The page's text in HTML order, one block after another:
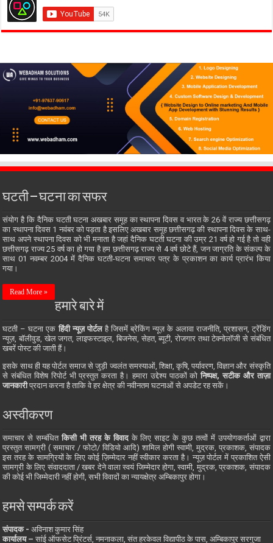
घटती – घटना का सफर
संयोग है कि दैनिक घटती घटना अखबार समूह का स्थापना दिवस व भारत के 26 वें राज्य छत्तीसगढ़
का स्थापना दिवस 1 नवंबर को पड़ता है इसलिए अखबार समूह छत्तीसगढ़ की स्थापना दिवस के साथ-
साथ अपने स्थापना दिवस को भी मनाता है जहां दैनिक घटती घटना की उम्र 21 वर्ष हो गई है तो वही
छत्तीसगढ़ राज्य 25 वर्ष का हो गया है हम छत्तीसगढ़ राज्य से 4 वर्ष छोटे हैं, जन जाग्रति के संकल्प के
साथ 01 नवम्बर 2004 में दैनिक घटती-घटना समाचार पत्र के प्रकाशन का कार्य प्रारंभ किया
गया।
Read More »
हमारे बारे में
घटती – घटना एक हिंदी न्यूज़ पोर्टलहै जिसमें ब्रेकिंग न्यूज़ के अलावा राजनीति, प्रशासन, ट्रेंडिंग
न्यूज़, बॉलीवुड, खेल जगत, लाइफस्टाइल, बिजनेस, सेहत, ब्यूटी, रोजगार तथा टेक्नोलॉजी से संबंधित
खबरें पोस्ट की जाती हैं।
इसके साथ ही यह पोर्टल समाज से जुड़ी ज्वलंत समस्याओं, शिक्षा, कृषि, पर्यावरण, विज्ञान और संस्कृति
से संबंधित विशेष रिपोर्ट भी प्रस्तुत करता है। हमारा उद्देश्य पाठकों कोनिष्पक्ष, सटीक और ताज़ा
जानकारीप्रदान करना है ताकि वे हर क्षेत्र की नवीनतम घटनाओं से अपडेट रह सकें।
अस्वीकरण
समाचार से सम्बंधितकिसी भी तरह के विवादके लिए साइट के कुछ तत्वों में उपयोगकर्ताओं द्वारा
प्रस्तुत सामग्री ( समाचार / फोटो/ विडियो आदि) शामिल होगी स्वामी, मुद्रक, प्रकाशक, संपादक
इस तरह के सामग्रियों के लिए कोई ज़िम्मेदार नहीं स्वीकार करता है। न्यूज़ पोर्टल में प्रकाशित ऐसी
सामग्री के लिए संवाददाता / खबर देने वाला स्वयं जिम्मेदार होगा, स्वामी, मुद्रक, प्रकाशक, संपादक
की कोई भी जिम्मेदारी नहीं होगी, सभी विवादों का न्यायक्षेत्र अम्बिकापुर होगा।
हमसे सम्पर्क करें
संपादक -अविनाश कुमार सिंह
कार्यालय –सांई ऑफसेट प्रिंटर्स, नमनाकला, संत हरकेवल विद्यापीठ के पास, अम्बिकापुर सरगुजा